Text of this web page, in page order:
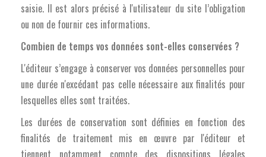
saisie. Il est alors précisé à l'utilisateur du site l’obligation
ou non de fournir ces informations.
Combien de temps vos données sont-elles conservées ?
L'éditeur s’engage à conserver vos données personnelles pour
une durée n'excédant pas celle nécessaire aux finalités pour
lesquelles elles sont traitées.
Les durées de conservation sont définies en fonction des
finalités de traitement mis en œuvre par l'éditeur et
tiennent notamment compte des dispositions légales